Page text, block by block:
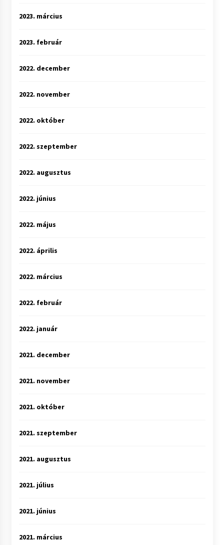
2023. március
2023. február
2022. december
2022. november
2022. október
2022. szeptember
2022. augusztus
2022. június
2022. május
2022. április
2022. március
2022. február
2022. január
2021. december
2021. november
2021. október
2021. szeptember
2021. augusztus
2021. július
2021. június
2021. március